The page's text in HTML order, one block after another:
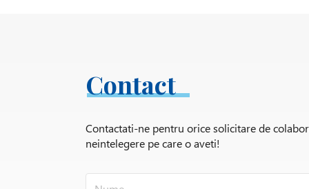
Contact
Contactati-ne pentru orice solicitare de
neintelegere pe care o aveti!